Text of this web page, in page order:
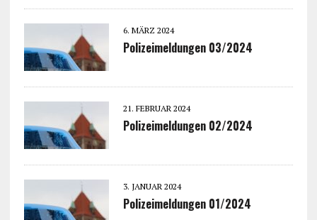
6. MÄRZ 2024
Polizeimeldungen 03/2024
21. FEBRUAR 2024
Polizeimeldungen 02/2024
3. JANUAR 2024
Polizeimeldungen 01/2024